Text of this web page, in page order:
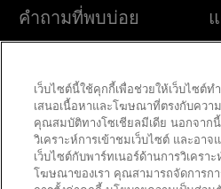
คำถามที่พบบ่อย
ข้อกำหนดและเงื่อนไขสำหรับการใช้
เว็บไซต์
กา
เว็บไซต์นี้ใช้คุกกี้เพื่อช่วยให้เว็บไซต์ท
เสนอเนื้อหาและโฆษณาที่ตรงกับควา
คุณสมบัติทางโซเชียลมีเดีย นอกจากนี้
วิเคราะห์การเข้าชมเว็บไซต์ และอา
เว็บไซต์กับพาร์ทเนอร์ด้านการวิเครา
โฆษณาของเรา คุณสามารถจัดการก